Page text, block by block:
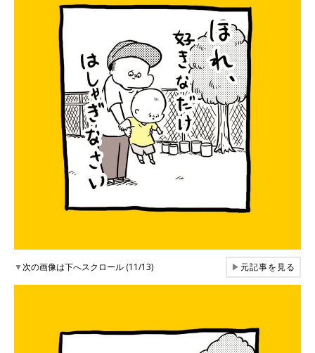
▼次の画像は下へスクロール (11/13) ▶元記事を見る